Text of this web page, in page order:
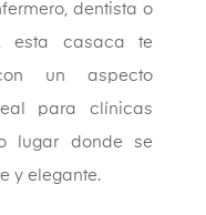
dentista o
esta casaca te
un aspecto
para clínicas
lugar donde se
y elegante.